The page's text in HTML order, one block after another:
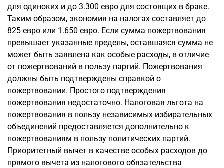
для одиноких и до 3.300 евро для состоящих в браке.
Таким образом, экономия на налогах составляет до
825 евро или 1.650 евро. Если сумма пожертвования
превышает указанные пределы, оставшаяся сумма не
может быть заявлена как особые расходы, в отличие
от пожертвований в пользу партий. Пожертвования
должны быть подтверждены справкой о
пожертвовании. Простого подтверждения
пожертвования недостаточно. Налоговая льгота на
пожертвования в пользу независимых избирательных
объединений предоставляется дополнительно к
пожертвованиям в пользу политических партий.
Приоритетный вычет в качестве особых расходов до
прямого вычета из налогового обязательства